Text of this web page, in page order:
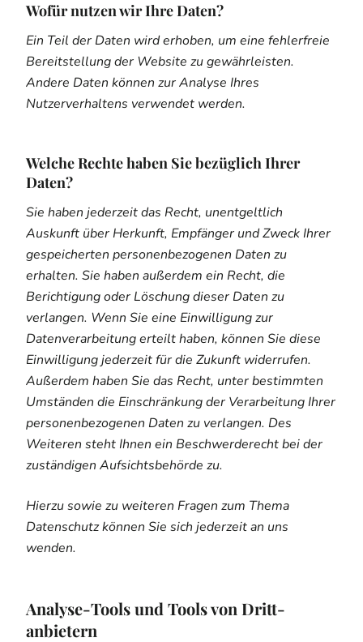
Wofür nutzen wir Ihre Daten?
Ein Teil der Daten wird erhoben, um eine fehlerfreie
Bereitstellung der Website zu gewährleisten.
Andere Daten können zur Analyse Ihres
Nutzerverhaltens verwendet werden.
Welche Rechte haben Sie bezüglich Ihrer
Daten?
Sie haben jederzeit das Recht, unentgeltlich
Auskunft über Herkunft, Empfänger und Zweck Ihrer
gespeicherten personenbezogenen Daten zu
erhalten. Sie haben außerdem ein Recht, die
Berichtigung oder Löschung dieser Daten zu
verlangen. Wenn Sie eine Einwilligung zur
Datenverarbeitung erteilt haben, können Sie diese
Einwilligung jederzeit für die Zukunft widerrufen.
Außerdem haben Sie das Recht, unter bestimmten
Umständen die Einschränkung der Verarbeitung Ihrer
personenbezogenen Daten zu verlangen. Des
Weiteren steht Ihnen ein Beschwerderecht bei der
zuständigen Aufsichtsbehörde zu.
Hierzu sowie zu weiteren Fragen zum Thema
Datenschutz können Sie sich jederzeit an uns
wenden.
Analyse-Tools und Tools von Dritt­
anbietern